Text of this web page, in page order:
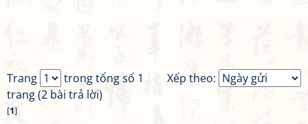
Xếp theo:
Trang
trong tổng số 1
trang (2 bài trả lời)
[1]